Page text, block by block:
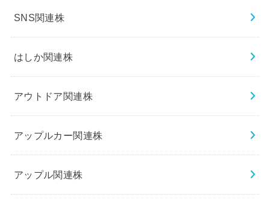
SNS関連株
はしか関連株
アウトドア関連株
アップルカー関連株
アップル関連株